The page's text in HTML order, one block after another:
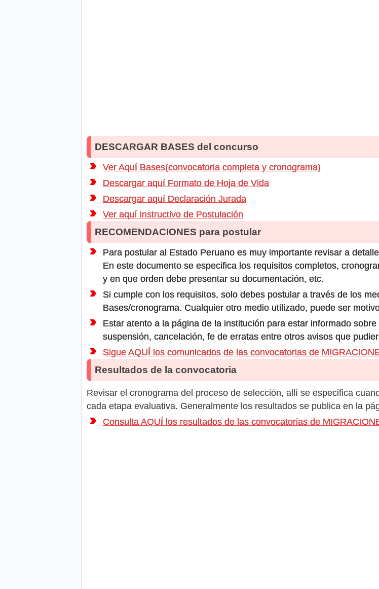
DESCARGAR BASES del concurso
Ver Aquí Bases(convocatoria completa y cronograma)
Descargar aquí Formato de Hoja de Vida
Descargar aquí Declaración Jurada
Ver aquí Instructivo de Postulación
RECOMENDACIONES para postular
Para postular al Estado Peruano es muy importante revisar a
En este documento se especifica los requisitos completos,
y en que orden debe presentar su documentación, etc.
Si cumple con los requisitos, solo debes postular a través de los
Bases/cronograma. Cualquier otro medio utilizado, puede ser
Estar atento a la página de la institución para estar informado
suspensión, cancelación, fe de erratas entre otros avisos que
Sigue AQUÍ los comunicados de las convocatorias de
Resultados de la convocatoria
Revisar el cronograma del proceso de selección, allí se especifica
cada etapa evaluativa. Generalmente los resultados se publica en la
Consulta AQUÍ los resultados de las convocatorias de